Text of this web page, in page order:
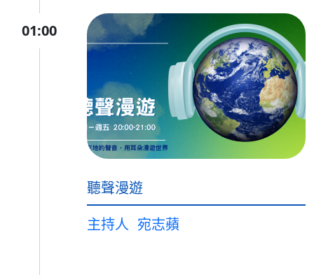
01:00
聽聲漫遊
主持人 宛志蘋